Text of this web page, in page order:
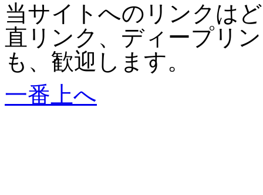
当サイトへのリンクは
直リンク、ディープリ
も、歓迎します。
一番上へ